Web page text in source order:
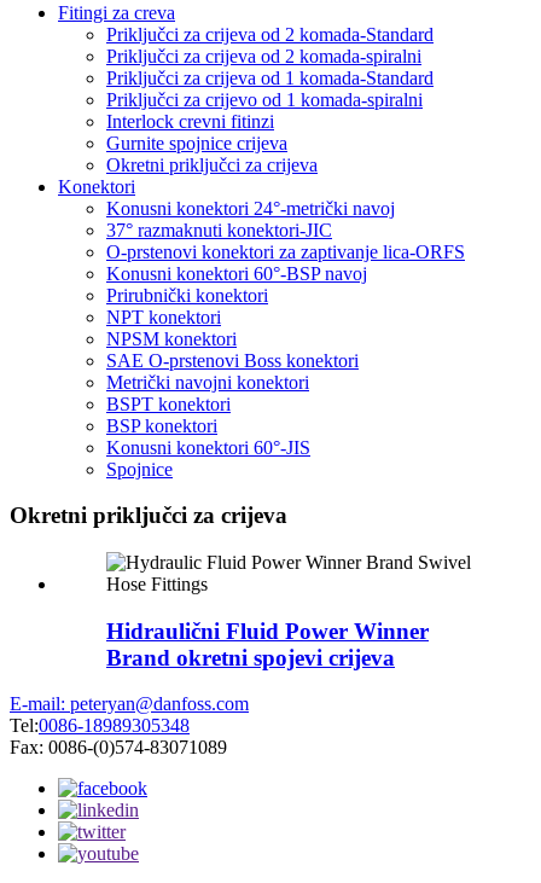
Fitingi za creva
Priključci za crijeva od 2 komada-Standard
Priključci za crijeva od 2 komada-spiralni
Priključci za crijeva od 1 komada-Standard
Priključci za crijevo od 1 komada-spiralni
Interlock crevni fitinzi
Gurnite spojnice crijeva
Okretni priključci za crijeva
Konektori
Konusni konektori 24°-metrički navoj
37° razmaknuti konektori-JIC
O-prstenovi konektori za zaptivanje lica-ORFS
Konusni konektori 60°-BSP navoj
Prirubnički konektori
NPT konektori
NPSM konektori
SAE O-prstenovi Boss konektori
Metrički navojni konektori
BSPT konektori
BSP konektori
Konusni konektori 60°-JIS
Spojnice
Okretni priključci za crijeva
Hidraulični Fluid Power Winner
Brand okretni spojevi crijeva
E-mail: peteryan@danfoss.com
Tel:0086-18989305348
Fax: 0086-(0)574-83071089